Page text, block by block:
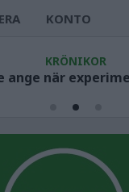
KONTO
KRÖNIKOR